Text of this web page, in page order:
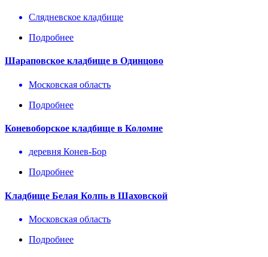
Слядневское кладбище
Подробнее
Шараповское кладбище в Одинцово
Московская область
Подробнее
Коневоборское кладбище в Коломне
деревня Конев-Бор
Подробнее
Кладбище Белая Колпь в Шаховской
Московская область
Подробнее